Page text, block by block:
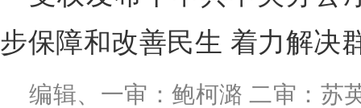
步保障和改善民生 着力解决
编辑、一审：鲍柯潞 二审：苏